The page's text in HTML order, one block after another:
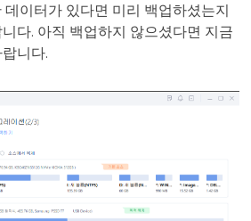
이터가 있다면 미리 백업하셨는지
다. 아직 백업하지 않으셨다면 지금
니다.